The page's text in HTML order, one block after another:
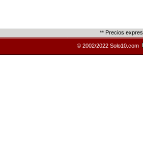
** Precios
© 2002/2022 Solo10.com